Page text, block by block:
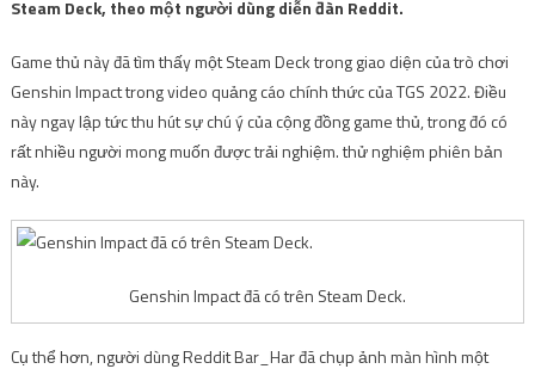
Steam Deck, theo một người dùng diễn đàn Reddit.
Game thủ này đã tìm thấy một Steam Deck trong giao diện của trò chơi
Genshin Impact trong video quảng cáo chính thức của TGS 2022. Điều
này ngay lập tức thu hút sự chú ý của cộng đồng game thủ, trong đó có
rất nhiều người mong muốn được trải nghiệm. thử nghiệm phiên bản
này.
Genshin Impact đã có trên Steam Deck.
Cụ thể hơn, người dùng Reddit Bar_Har đã chụp ảnh màn hình một